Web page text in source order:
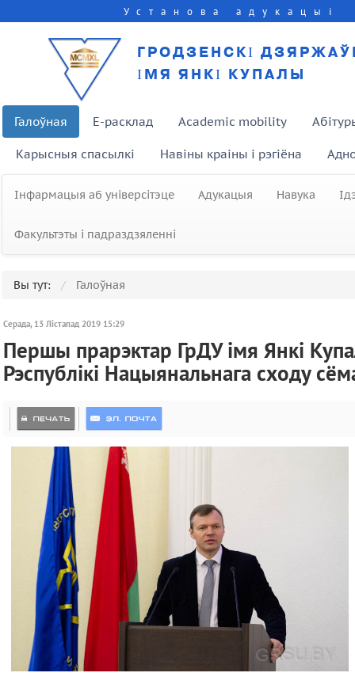
Установа адукацыі
ГРОДЗЕНСКІ
ІМЯ ЯНКІ КУПАЛЫ
Галоўная E-расклад Academic mobility
Карысныя спасылкі Навіны краіны і рэгіёна
Інфармацыя аб універсітэце Адукацыя Навука
Факультэты і падраздзяленні
Вы тут: Галоўная
Серада, 13 Лістапад 2019 15:29
Першы прарэктар ГрДУ імя Янкі
Рэспублікі Нацыянальнага сходу